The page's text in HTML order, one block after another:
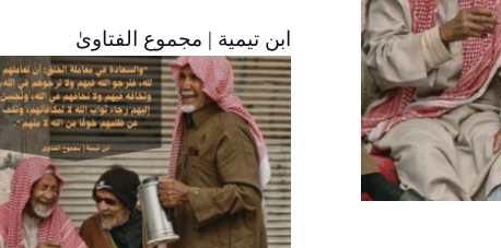
‏ابن تيمية | مجموع الفتاوىٰ